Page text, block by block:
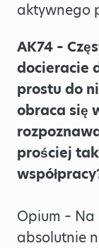
aktywnego
AK74 –
docieracie
prostu do
obraca się
prościej
Opium –
absolutnie